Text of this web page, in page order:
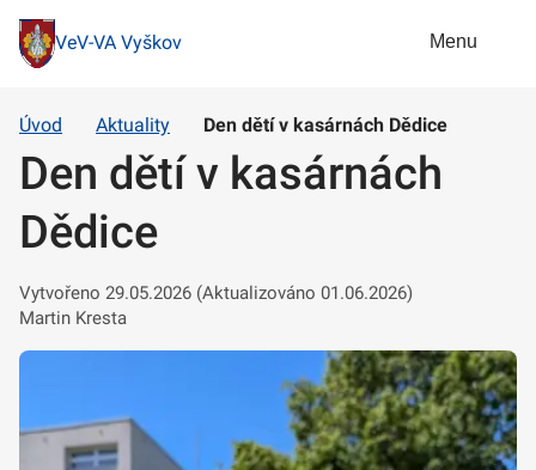
VeV-VA Vyškov Menu
Úvod Aktuality Den dětí v kasárnách Dědice
Den dětí v kasárnách
Dědice
Vytvořeno 29.05.2026 (Aktualizováno 01.06.2026)
Martin Kresta